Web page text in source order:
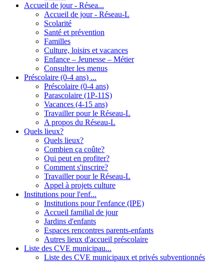
Accueil de jour - Résea...
Accueil de jour - Réseau-L
Scolarité
Santé et prévention
Familles
Culture, loisirs et vacances
Enfance – Jeunesse – Métier
Consulter les menus
Préscolaire (0-4 ans) ...
Préscolaire (0-4 ans)
Parascolaire (1P-11S)
Vacances (4-15 ans)
Travailler pour le Réseau-L
A propos du Réseau-L
Quels lieux?
Quels lieux?
Combien ça coûte?
Qui peut en profiter?
Comment s'inscrire?
Travailler pour le Réseau-L
Appel à projets culture
Institutions pour l'enf...
Institutions pour l'enfance (IPE)
Accueil familial de jour
Jardins d'enfants
Espaces rencontres parents-enfants
Autres lieux d'accueil préscolaire
Liste des CVE municipau...
Liste des CVE municipaux et privés subventionnés